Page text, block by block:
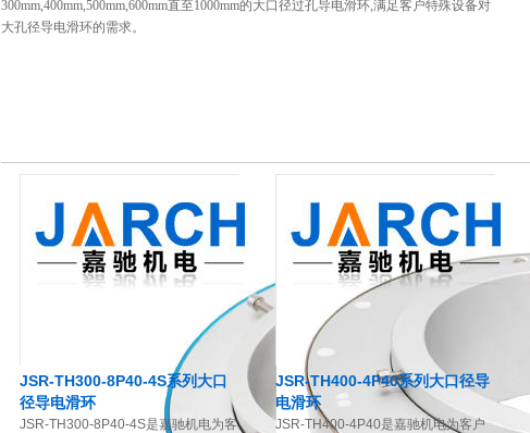
300mm,400mm,500mm,600mm直至1000mm的大口径过孔导电滑环,满足客户特殊设备对
大孔径导电滑环的需求。
JSR-TH300-8P40-4S系列大口
径导电滑环
JSR-TH300-8P40-4S是嘉驰机电为客
JSR-TH400-4P40系列大口径导
电滑环
JSR-TH400-4P40是嘉驰机电为客户